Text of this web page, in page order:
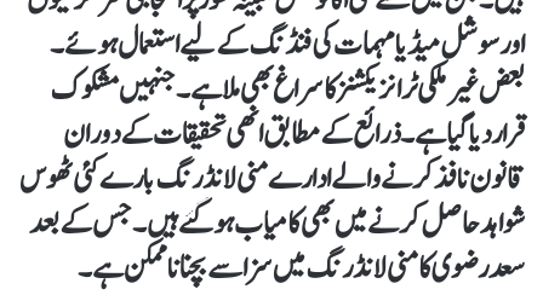
اور سوشل میڈیا مہمات کی فنڈنگ کے لیے استعمال ہوئے۔
بعض غیر ملکی ٹرانزیکشنز کا سراغ بھی ملا ہے۔ جنہیں مشکوک
قرار دیا گیا ہے۔ ذرائع کے مطابق انھی تحقیقات کے دوران
قانون نافذ کرنے والے ادارے منی لانڈرنگ بارے کئی ٹھوس
شواہد حاصل کرنے میں بھی کامیاب ہو گئے ہیں۔ جس کے بعد
سعد رضوی کا منی لانڈرنگ میں سزا سے بچنا ناممکن ہے۔